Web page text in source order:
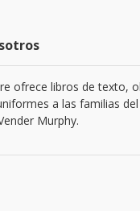
ofrece libros de texto,
a las familias
Murphy.